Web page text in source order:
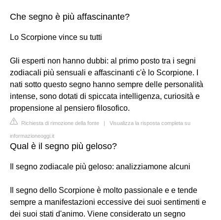
Che segno è più affascinante?
Lo Scorpione vince su tutti
Gli esperti non hanno dubbi: al primo posto tra i segni
zodiacali più sensuali e affascinanti c'è lo Scorpione. I
nati sotto questo segno hanno sempre delle personalità
intense, sono dotati di spiccata intelligenza, curiosità e
propensione al pensiero filosofico.
Richiesta di rimozione della fonte | Visualizza la risposta completa su
informazioneoggi.it
Qual è il segno più geloso?
Il segno zodiacale più geloso: analizziamone alcuni
Il segno dello Scorpione è molto passionale e e tende
sempre a manifestazioni eccessive dei suoi sentimenti e
dei suoi stati d'animo. Viene considerato un segno